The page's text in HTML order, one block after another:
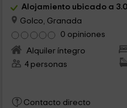
Alojamiento ubicado a
Golco, Granada
0 opiniones
Alquiler íntegro
4 personas
Contacto directo